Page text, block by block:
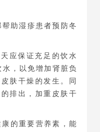
助湿疹患者预防冬
应保证充足的饮水
，以免增加肾脏负
肤干燥的发生。同
排出，加重皮肤干
的重要营养素，能